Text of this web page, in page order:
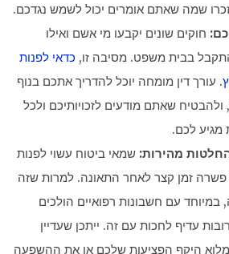
שמה שאתם אומרים יכול לשמש נגדכם.
חוקים שונים יקבעו מי אשם ואילו
בבית משפט. מסיבה זו,כדאי לפנות
דין מומחה יוכל להדריך אתכם בנוף
שאתם מודעים לזכויותיכם ולכל
לכם.
מהירות:שמאי ביטוח עשוי לפנות
זמן קצר לאחר התאונה. למרות שזה
עם חשבונות רפואיים הולכים
עדיף לחכות עם זה. ייתכן שעדיין
היקף הפציעות שלכם או את ההשפעה